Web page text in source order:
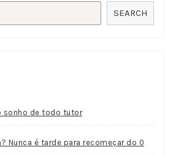
SEARCH
sonho de todo tutor
Nunca é tarde para recomeçar do 0